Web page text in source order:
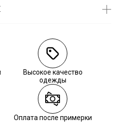
СДЭК
СДЭК
Высокое качество
одежды
Оплата после примерки